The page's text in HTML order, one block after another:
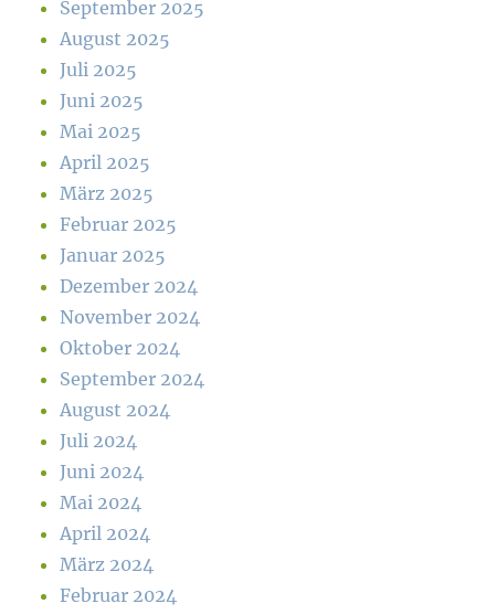
September 2025
August 2025
Juli 2025
Juni 2025
Mai 2025
April 2025
März 2025
Februar 2025
Januar 2025
Dezember 2024
November 2024
Oktober 2024
September 2024
August 2024
Juli 2024
Juni 2024
Mai 2024
April 2024
März 2024
Februar 2024